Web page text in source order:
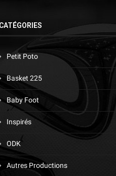
Petit Poto
Basket 225
Baby Foot
Inspirés
ODK
Autres Productions